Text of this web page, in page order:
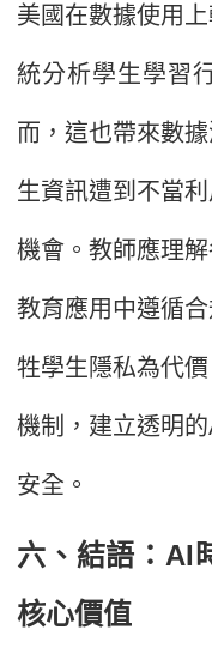
美國在數據使用
統分析學生學習
而，這也帶來數
生資訊遭到不當
機會。教師應理
教育應用中遵循
牲學生隱私為代
機制，建立透明
安全。
六、結語：AI
核心價值